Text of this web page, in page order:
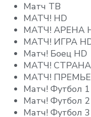
Матч ТВ
МАТЧ! HD
МАТЧ! АРЕНА
МАТЧ! ИГРА
Матч! Боец HD
МАТЧ! СТРАНА
МАТЧ!
Матч! Футбол
Матч! Футбол
Матч! Футбол